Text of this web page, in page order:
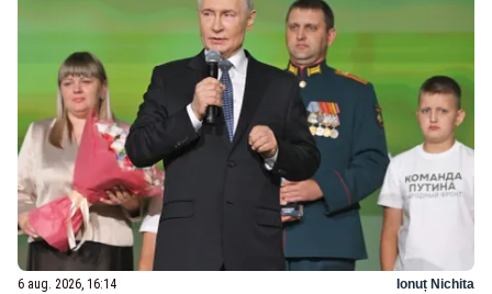
6 aug. 2026, 16:14 Ionuț Nichita